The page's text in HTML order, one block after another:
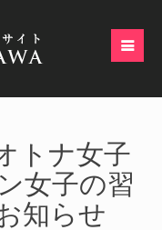
トナ女子
女子の習
知らせ